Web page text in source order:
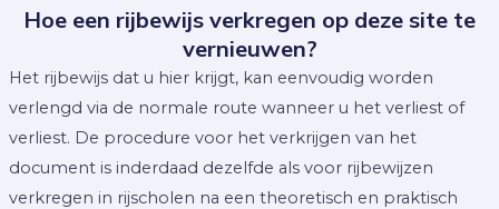
Hoe een rijbewijs verkregen op deze site te
vernieuwen?
Het rijbewijs dat u hier krijgt, kan eenvoudig worden
verlengd via de normale route wanneer u het verliest of
verliest. De procedure voor het verkrijgen van het
document is inderdaad dezelfde als voor rijbewijzen
verkregen in rijscholen na een theoretisch en praktisch